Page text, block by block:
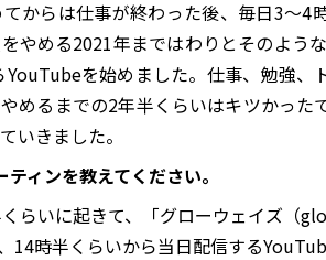
からは仕事が終わった後、毎日3〜4
やめる2021年まではわりとそのよう
を始めました。仕事、勉強、
めるまでの2年半くらいはキツかった
いきました。
ィンを教えてください。
らいに起きて、「グローウェイズ（
14時半くらいから当日配信する